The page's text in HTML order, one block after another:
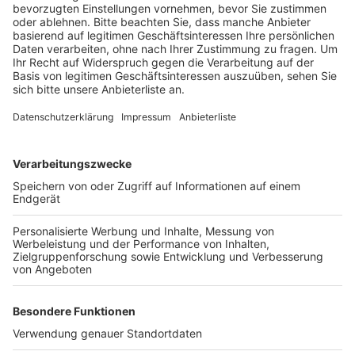
Veröffentlicht:Dienstag, 10.09.2019 19:00
Anzeige
nicht statt und ohne diese Veranstaltung kann auch
werden, heißt es von der Stadt Kerpen. Gefeiert wird
trotzdem. Am Samstag und Sonntag gibt es auf dem
Friedrich-Ebert-Platz ein Marktfest mit Musik, Spielen,
einem Karussell und einem Bühnenprogramm an beiden
Tagen.
Anzeige